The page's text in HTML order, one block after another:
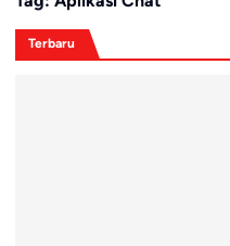
Terbaru